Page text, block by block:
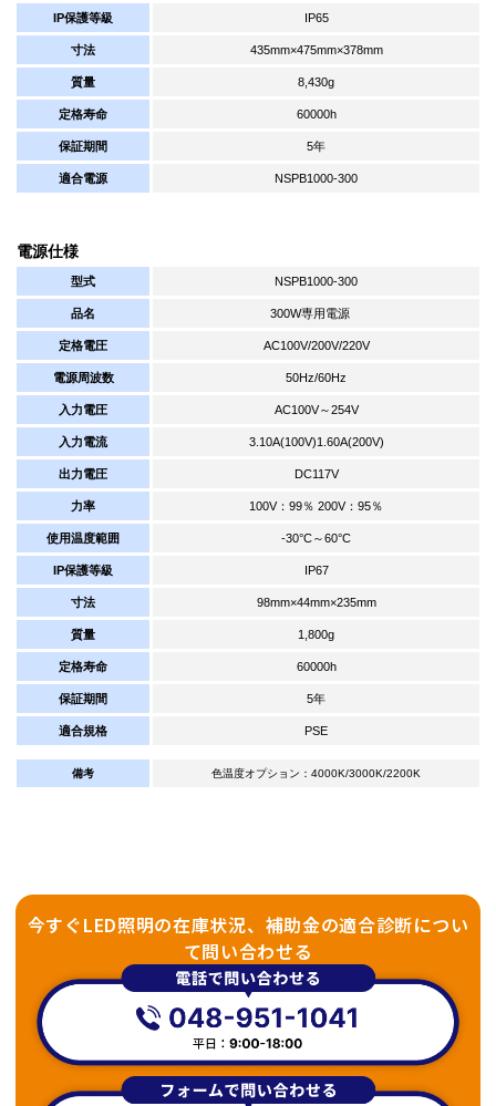
IP保護等級 IP65
寸法 435mm×475mm×378mm
質量 8,430g
定格寿命 60000h
保証期間 5年
適合電源 NSPB1000-300
電源仕様
型式 NSPB1000-300
品名 300W専用電源
定格電圧 AC100V/200V/220V
電源周波数 50Hz/60Hz
入力電圧 AC100V～254V
入力電流 3.10A(100V)1.60A(200V)
出力電圧 DC117V
力率 100V：99％ 200V：95％
使用温度範囲 -30°C～60°C
IP保護等級 IP67
寸法 98mm×44mm×235mm
質量 1,800g
定格寿命 60000h
保証期間 5年
適合規格 PSE
備考 色温度オプション：4000K/3000K/2200K
今すぐLED照明の在庫状況、補助金の適合診断につい
て問い合わせる